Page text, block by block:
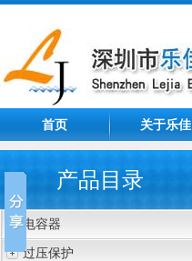
首页 关于乐佳
产品目录
电容器
过压保护